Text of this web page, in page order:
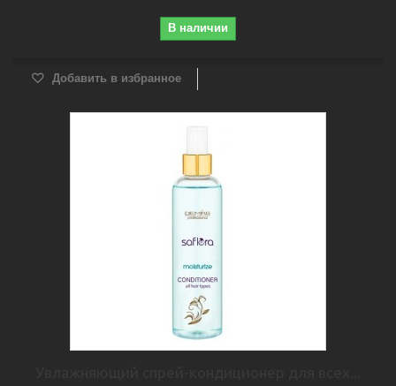
В наличии
Добавить в избранное